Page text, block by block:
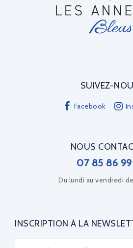
SUIVEZ-
Facebook
NOUS
07 85 86 99
Du lundi au vendredi
INSCRIPTION À LA